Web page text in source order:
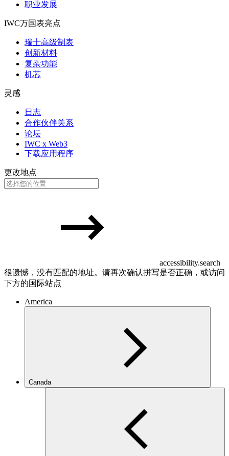
职业发展
IWC万国表亮点
瑞士高级制表
创新材料
复杂功能
机芯
灵感
日志
合作伙伴关系
论坛
IWC x Web3
下载应用程序
更改地点
accessibility.search
很遗憾，没有匹配的地址。请再次确认拼写是否正确，或访问
下方的国际站点
America
Canada